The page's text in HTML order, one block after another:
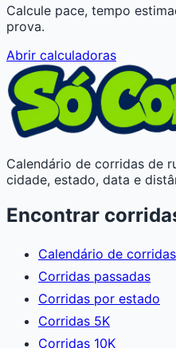
Calcule pace, tempo
prova.
Abrir calculadoras
Calendário de corridas de
cidade, estado, data e
Encontrar
Calendário de corridas
Corridas passadas
Corridas por estado
Corridas 5K
Corridas 10K